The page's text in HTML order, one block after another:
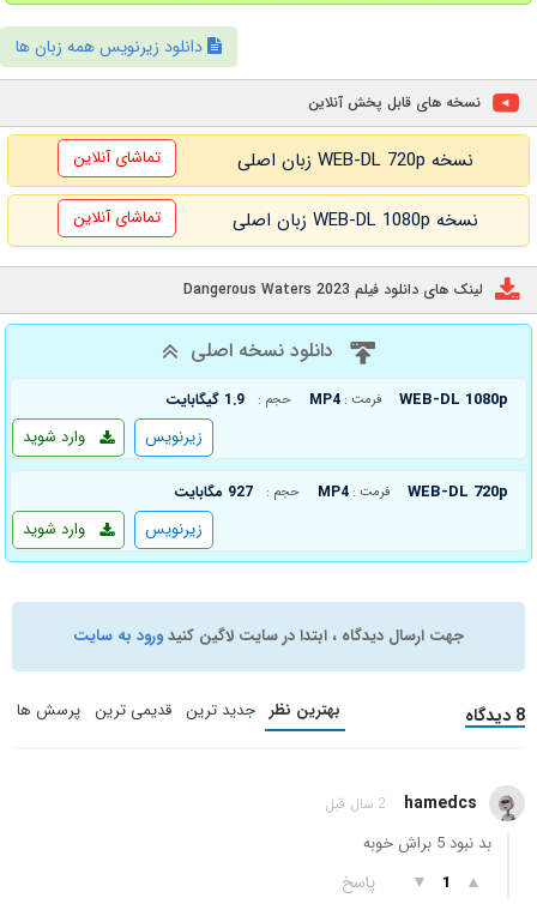
دانلود زیرنویس همه زبان ها
نسخه های قابل پخش آنلاین
نسخه WEB-DL 720p زبان اصلی تماشای آنلاین
نسخه WEB-DL 1080p زبان اصلی تماشای آنلاین
لینک های دانلود فیلم Dangerous Waters 2023
دانلود نسخه اصلی
WEB-DL 1080p فرمت : MP4 حجم : 1.9 گیگابایت
وارد شوید زیرنویس
WEB-DL 720p فرمت : MP4 حجم : 927 مگابایت
وارد شوید زیرنویس
جهت ارسال دیدگاه ، ابتدا در سایت لاگین کنیدورود به سایت
8 دیدگاه بهترین نظر جدید ترین قدیمی ترین پرسش ها
hamedcs 2 سال قبل
بد نبود 5 براش خوبه
▲
1
▼ پاسخ